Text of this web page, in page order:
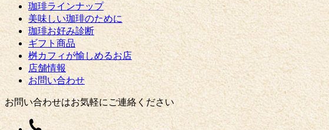
珈琲ラインナップ
美味しい珈琲のために
珈琲お好み診断
ギフト商品
桝カフィが愉しめるお店
店舗情報
お問い合わせ
お問い合わせはお気軽にご連絡ください